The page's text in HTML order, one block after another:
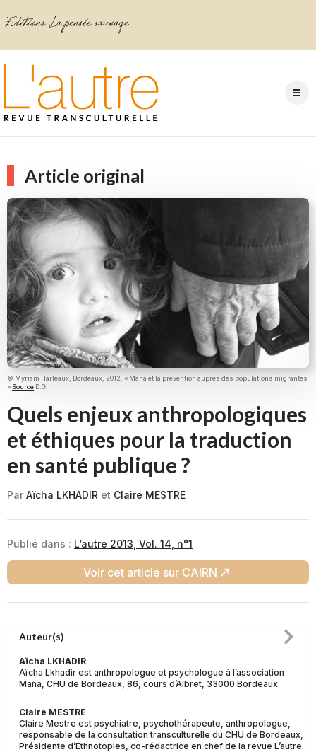
Article original
© Myriam Harleaux, Bordeaux, 2012. « Mana et la prévention auprès des populations migrantes
» Source D.G.
Quels enjeux anthropologiques
et éthiques pour la traduction
en santé publique ?
Par Aïcha LKHADIR et Claire MESTRE
Publié dans : L’autre 2013, Vol. 14, n°1
Voir cet article sur CAIRN
Auteur(s)
Aïcha LKHADIR
Aïcha Lkhadir est anthropologue et psychologue à l’association
Mana, CHU de Bordeaux, 86, cours d’Albret, 33000 Bordeaux.
Claire MESTRE
Claire Mestre est psychiatre, psychothérapeute, anthropologue,
responsable de la consultation transculturelle du CHU de Bordeaux,
Présidente d’Ethnotopies, co-rédactrice en chef de la revue L’autre.